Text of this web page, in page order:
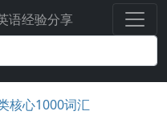
语经验分享
核心1000词汇